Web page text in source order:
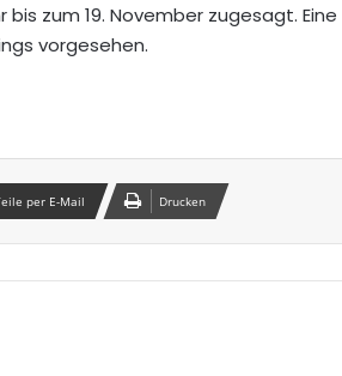
zum 19. November zugesagt. Eine
vorgesehen.
per E-Mail Drucken